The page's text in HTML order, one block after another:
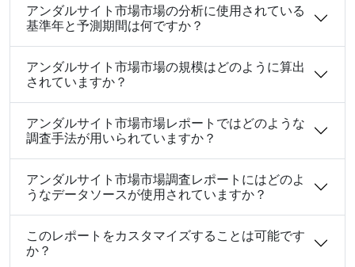
アンダルサイト市場市場の分析に使用されている
基準年と予測期間は何ですか？
アンダルサイト市場市場の規模はどのように算出
されていますか？
アンダルサイト市場市場レポートではどのような
調査手法が用いられていますか？
アンダルサイト市場市場調査レポートにはどのよ
うなデータソースが使用されていますか？
このレポートをカスタマイズすることは可能です
か？